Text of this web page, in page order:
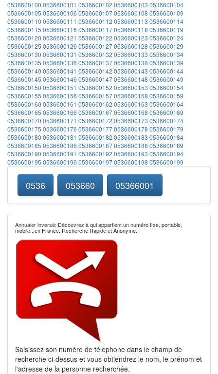
0536600100 0536600101 0536600102 0536600103 0536600104
0536600105 0536600106 05366001070536600108 0536600109
0536600110 0536600111 0536600112 0536600113 0536600114
0536600115 0536600116 05366001170536600118 0536600119
0536600120 0536600121 0536600122 0536600123 0536600124
0536600125 0536600126 05366001270536600128 0536600129
0536600130 0536600131 0536600132 0536600133 0536600134
0536600135 0536600136 05366001370536600138 0536600139
0536600140 0536600141 0536600142 0536600143 0536600144
0536600145 0536600146 05366001470536600148 0536600149
0536600150 0536600151 0536600152 0536600153 0536600154
0536600155 0536600156 05366001570536600158 0536600159
0536600160 0536600161 0536600162 0536600163 0536600164
0536600165 0536600166 05366001670536600168 0536600169
0536600170 0536600171 0536600172 0536600173 0536600174
0536600175 0536600176 05366001770536600178 0536600179
0536600180 0536600181 0536600182 0536600183 0536600184
0536600185 0536600186 05366001870536600188 0536600189
0536600190 0536600191 0536600192 0536600193 0536600194
0536600195 0536600196 05366001970536600198 0536600199
0536 053660 05366001
Annuaier inversé: Découvrez à qui appartient un numéro fixe, portable,
mobile...en France. Recherche Rapide et Anonyme.
Saisissez son numéro de téléphone dans le champ de
recherche ci-dessus et vous obtiendrez le nom, le prénom et
l'adresse de la personne recherchée.